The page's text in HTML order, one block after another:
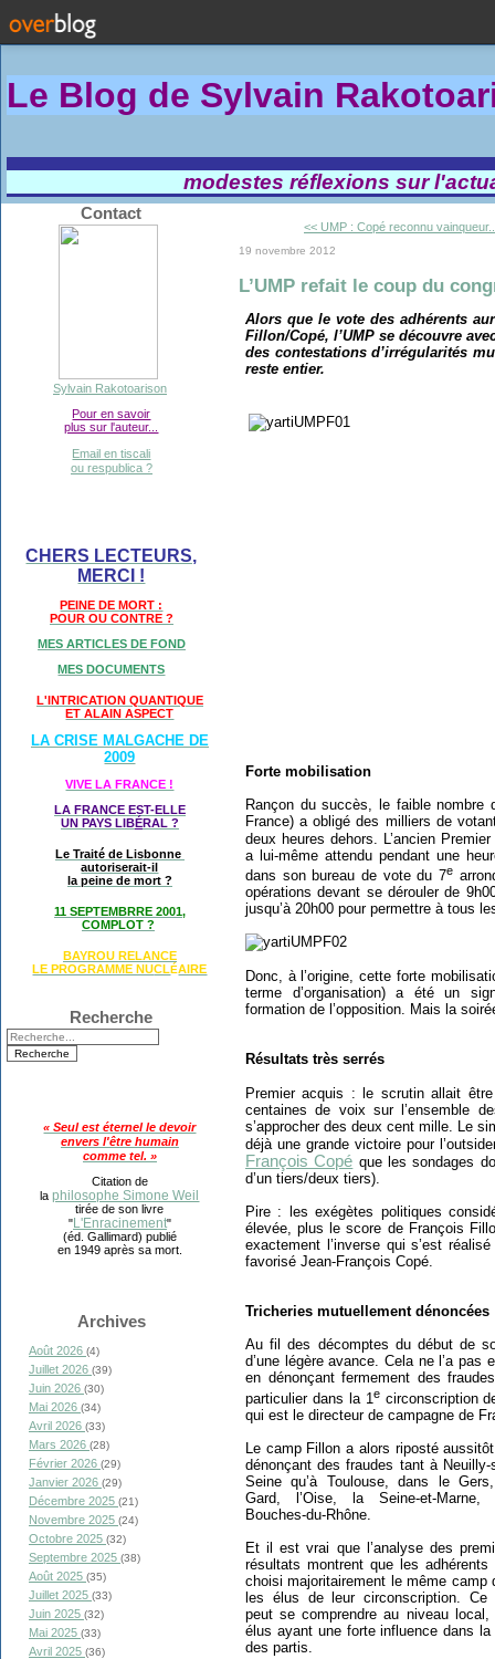
Le Blog de Sylvain Rakotoa
modestes réflexions sur
Contact
Sylvain Rakotoarison
Pour en savoir
plus sur l'auteur...
Email en tiscali
ou respublica ?
CHERS LECTEURS,
MERCI !
PEINE DE MORT :
POUR OU CONTRE ?
MES ARTICLES DE FOND
MES DOCUMENTS
L'INTRICATION QUANTIQUE
ET ALAIN ASPECT
LA CRISE MALGACHE DE
2009
VIVE LA FRANCE !
LA FRANCE EST-ELLE
UN PAYS LIBÉRAL ?
Le Traité de Lisbonne
autoriserait-il
la peine de mort ?
11 SEPTEMBRRE 2001,
COMPLOT ?
BAYROU RELANCE
LE PROGRAMME NUCLÉAIRE
Recherche
« Seul est éternel le devoir
envers l'être humain
comme tel. »
Citation de
laphilosophe Simone Weil
tirée de son livre
"L'Enracinement"
(éd. Gallimard) publié
en 1949 après sa mort.
Archives
Août 2026 (4)
Juillet 2026 (39)
Juin 2026 (30)
Mai 2026 (34)
Avril 2026 (33)
Mars 2026 (28)
Février 2026 (29)
Janvier 2026 (29)
Décembre 2025 (21)
Novembre 2025 (24)
Octobre 2025 (32)
Septembre 2025 (38)
Août 2025 (35)
Juillet 2025 (33)
Juin 2025 (32)
Mai 2025 (33)
Avril 2025 (36)
<< UMP : Copé reconnu
19 novembre 2012
L’UMP refait le coup du
Alors que le vote des adhérents
Fillon/Copé, l’UMP se découvre
des contestations d’irrégularités
reste entier.
Forte mobilisation
Rançon du succès, le faible
France) a obligé des milliers de
deux heures dehors. L’ancien
a lui-même attendu pendant une
dans son bureau de vote du 7e
opérations devant se dérouler de
jusqu’à 20h00 pour permettre à tous
Donc, à l’origine, cette forte
terme d’organisation) a été un
formation de l’opposition. Mais la
Résultats très serrés
Premier acquis : le scrutin allait
centaines de voix sur l’ensemble
s’approcher des deux cent mille. Le
déjà une grande victoire pour
François Copé que les sondages
d’un tiers/deux tiers).
Pire : les exégètes politiques
élevée, plus le score de François
exactement l’inverse qui s’est
favorisé Jean-François Copé.
Tricheries mutuellement dénoncées
Au fil des décomptes du début de
d’une légère avance. Cela ne l’a pas
en dénonçant fermement des
particulier dans la 1 ecirconscription
qui est le directeur de campagne de
Le camp Fillon a alors riposté
dénonçant des fraudes tant à Neuilly-
Seine qu’à Toulouse, dans le
Gard, l’Oise, la Seine-et-Marne,
Bouches-du-Rhône.
Et il est vrai que l’analyse des
résultats montrent que les adhérents
choisi majoritairement le même camp
les élus de leur circonscription. Ce
peut se comprendre au niveau local,
élus ayant une forte influence dans la
des partis.